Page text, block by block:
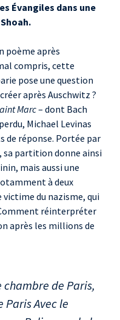
Évangiles dans une
poème après
compris, cette
pose une question
après Auschwitz ?
Marc– dont Bach
Michael Levinas
de réponse. Portée par
partition donne ainsi
mais aussi une
à deux
victime du nazisme, qui
réinterpréter
après les millions de
de Paris,
Avec le